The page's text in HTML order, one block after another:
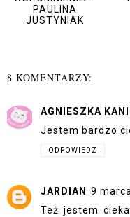
PAULINA
JUSTYNIAK
8 KOMENTARZY:
AGNIESZKA
Jestem bardzo
ODPOWIEDZ
JARDIAN
9
Też jestem